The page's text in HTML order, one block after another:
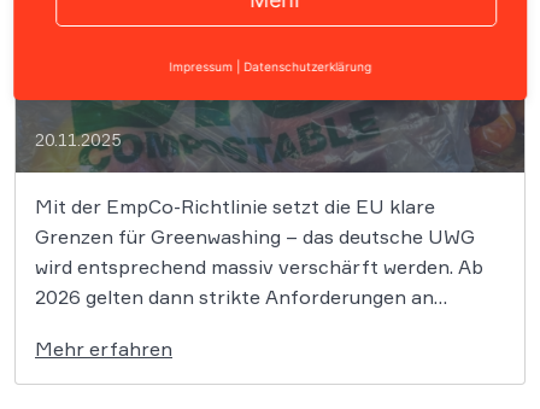
EmpCo-Richtlinie kommt ab 2026: Was
Unternehmen jetzt über Greenwashing
20.11.2025
Mit der EmpCo-Richtlinie setzt die EU klare
Grenzen für Greenwashing – das deutsche UWG
wird entsprechend massiv verschärft werden. Ab
2026 gelten dann strikte Anforderungen an
Nachhaltigkeitssiegeln und Zukunftsversprechen.
Unternehmen sollten schon jetzt ihre Claims
Mehr erfahren
Impressum Datenschutzerklärung